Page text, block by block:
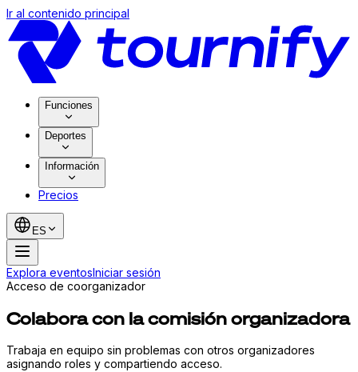
Ir al contenido principal
Funciones
Deportes
Información
Precios
ES
Explora eventosIniciar sesión
Acceso de coorganizador
Colabora con la comisión organizadora
Trabaja en equipo sin problemas con otros organizadores
asignando roles y compartiendo acceso.